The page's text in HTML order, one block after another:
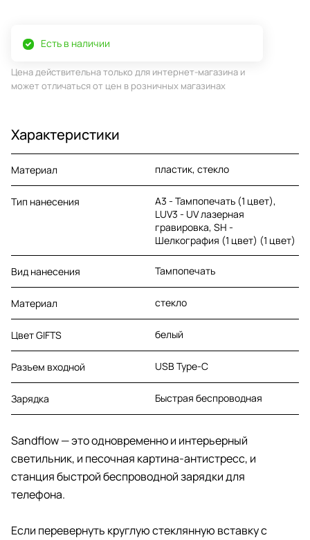
Есть в наличии
Цена действительна только для интернет-магазина и
может отличаться от цен в розничных магазинах
Характеристики
Материал пластик, стекло
Тип нанесения
A3 - Тампопечать (1 цвет),
LUV3 - UV лазерная
гравировка, SH -
Шелкография (1 цвет) (1 цвет)
Вид нанесения Тампопечать
Материал стекло
Цвет GIFTS белый
Разъем входной USB Type-C
Зарядка Быстрая беспроводная
Sandflow — это одновременно и интерьерный
светильник, и песочная картина-антистресс, и
станция быстрой беспроводной зарядки для
телефона.
Если перевернуть круглую стеклянную вставку с